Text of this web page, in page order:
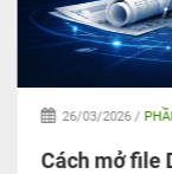
26/03/2026 /
Cách mở file